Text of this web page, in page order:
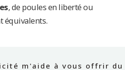
, de poules en liberté ou
équivalents.